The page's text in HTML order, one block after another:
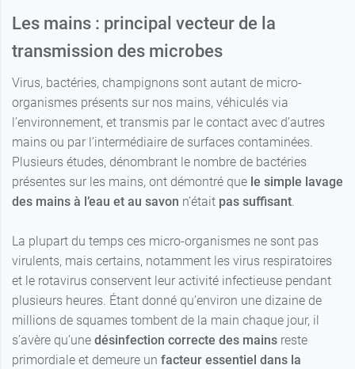
Les mains : principal vecteur de la
transmission des microbes
Virus, bactéries, champignons sont autant de micro-
organismes présents sur nos mains, véhiculés via
l’environnement, et transmis par le contact avec d’autres
mains ou par l’intermédiaire de surfaces contaminées.
Plusieurs études, dénombrant le nombre de bactéries
présentes sur les mains, ont démontré que le simple lavage
des mains à l’eau et au savon n’était pas suffisant.
La plupart du temps ces micro-organismes ne sont pas
virulents, mais certains, notamment les virus respiratoires
et le rotavirus conservent leur activité infectieuse pendant
plusieurs heures. Étant donné qu’environ une dizaine de
millions de squames tombent de la main chaque jour, il
s’avère qu’une désinfection correcte des mains reste
primordiale et demeure un facteur essentiel dans la